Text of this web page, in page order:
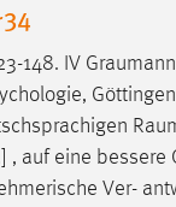
148. IV Graumann
, auf eine
Ver-
die
Optionen